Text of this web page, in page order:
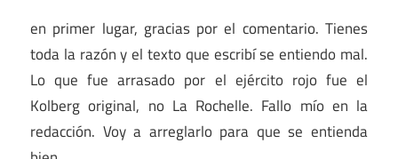
en primer lugar, gracias por el comentario. Tienes
toda la razón y el texto que escribí se entiendo mal.
Lo que fue arrasado por el ejército rojo fue el
Kolberg original, no La Rochelle. Fallo mío en la
redacción. Voy a arreglarlo para que se entienda